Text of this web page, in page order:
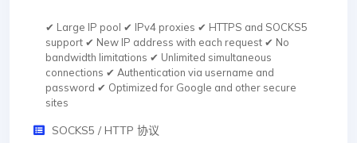
✔ Large IP pool ✔ IPv4 proxies ✔ HTTPS and SOCKS5
support ✔ New IP address with each request ✔ No
bandwidth limitations ✔ Unlimited simultaneous
connections ✔ Authentication via username and
password ✔ Optimized for Google and other secure
sites
SOCKS5 / HTTP 协议